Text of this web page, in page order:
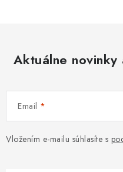
Aktuálne novinky
Email
Vložením e-mailu súhlasíte s